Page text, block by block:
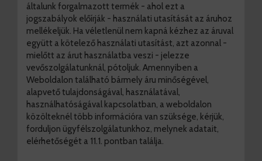
általunk forgalmazott termék - ahol ezt a
jogszabályok előírják - használati utasítását az áruhoz
mellékeljük. Ha véletlenül nem kapná kézhez az áruval
együtt a kötelező használati utasítást, azt azonnal -
mielőtt az árut használatba veszi - jelezze
vevőszolgálatunknál, pótoljuk. Amennyiben a
Weboldalon található bármely áru minőségével,
alapvető tulajdonságával, használatával,
használhatóságával kapcsolatban, a weboldalon
közölteknél több információra van szüksége, kérjük,
forduljon ügyfélszolgálatunkhoz, melynek adatait,
elérhetőségét a 11.1. pontban találja.